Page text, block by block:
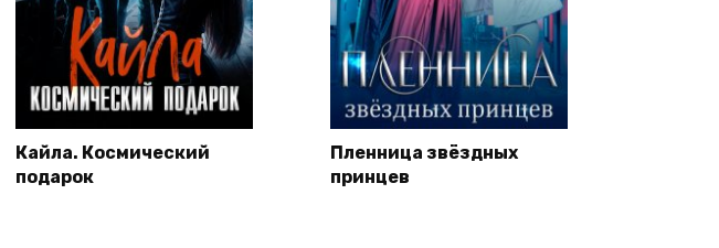
Кайла. Космический
подарок
Пленница звёздных
принцев